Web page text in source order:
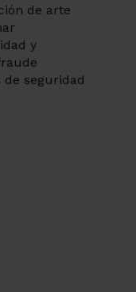
de arte
y
de seguridad